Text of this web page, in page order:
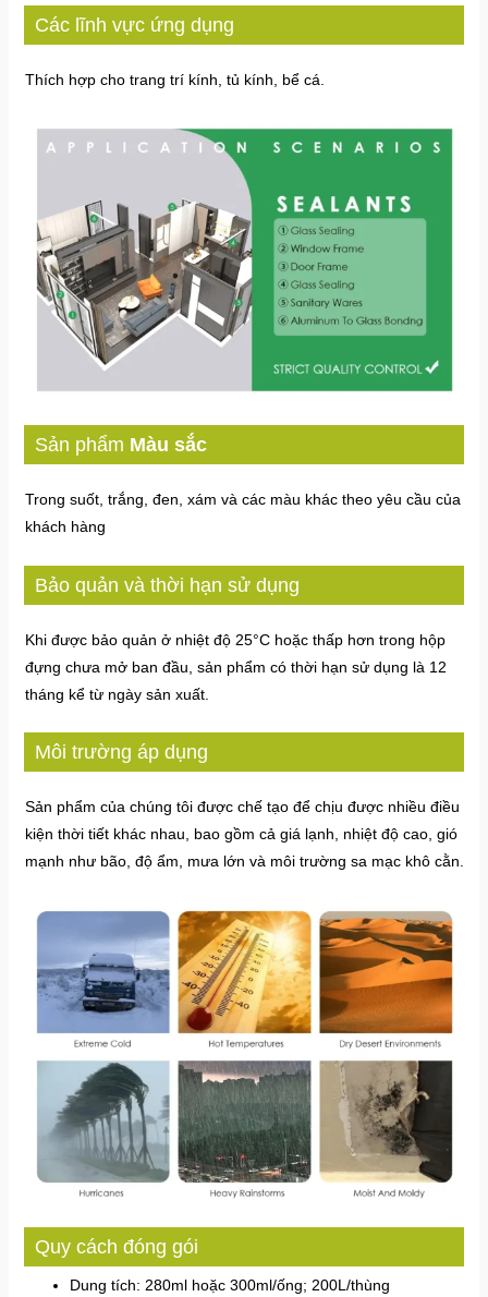
Các lĩnh vực ứng dụng
Thích hợp cho trang trí kính, tủ kính, bể cá.
Sản phẩm Màu sắc
Trong suốt, trắng, đen, xám và các màu khác theo yêu cầu của
khách hàng
Bảo quản và thời hạn sử dụng
Khi được bảo quản ở nhiệt độ 25°C hoặc thấp hơn trong hộp
đựng chưa mở ban đầu, sản phẩm có thời hạn sử dụng là 12
tháng kể từ ngày sản xuất.
Môi trường áp dụng
Sản phẩm của chúng tôi được chế tạo để chịu được nhiều điều
kiện thời tiết khác nhau, bao gồm cả giá lạnh, nhiệt độ cao, gió
mạnh như bão, độ ẩm, mưa lớn và môi trường sa mạc khô cằn.
Quy cách đóng gói
Dung tích: 280ml hoặc 300ml/ống; 200L/thùng